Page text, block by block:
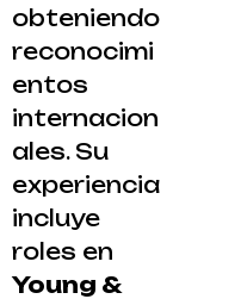
obteniendo
reconocimi
entos
internacion
ales. Su
experiencia
incluye
roles en
Young &